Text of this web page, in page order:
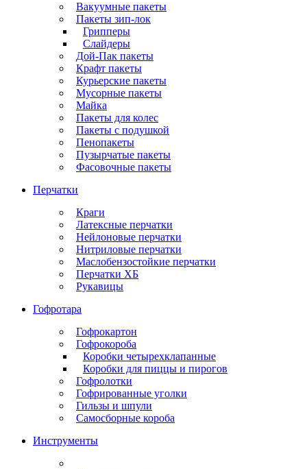
Вакуумные пакеты
Пакеты зип-лок
Грипперы
Слайдеры
Дой-Пак пакеты
Крафт пакеты
Курьерские пакеты
Мусорные пакеты
Майка
Пакеты для колес
Пакеты с подушкой
Пенопакеты
Пузырчатые пакеты
Фасовочные пакеты
Перчатки
Краги
Латексные перчатки
Нейлоновые перчатки
Нитриловые перчатки
Маслобензостойкие перчатки
Перчатки ХБ
Рукавицы
Гофротара
Гофрокартон
Гофрокороба
Коробки четырехклапанные
Коробки для пиццы и пирогов
Гофролотки
Гофрированные уголки
Гильзы и шпули
Самосборные короба
Инструменты